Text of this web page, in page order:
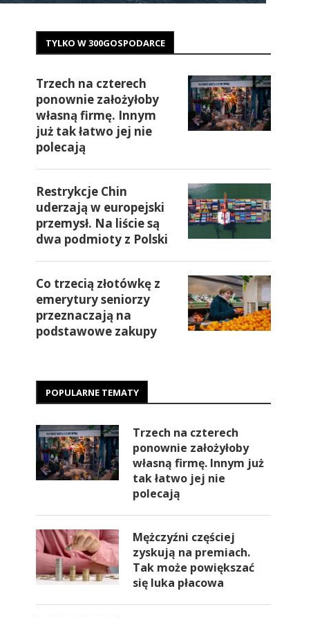
TYLKO W 300GOSPODARCE
Trzech na czterech
ponownie założyłoby
własną firmę. Innym
już tak łatwo jej nie
polecają
Restrykcje Chin
uderzają w europejski
przemysł. Na liście są
dwa podmioty z Polski
Co trzecią złotówkę z
emerytury seniorzy
przeznaczają na
podstawowe zakupy
POPULARNE TEMATY
Trzech na czterech
ponownie założyłoby
własną firmę. Innym już
tak łatwo jej nie
polecają
Mężczyźni częściej
zyskują na premiach.
Tak może powiększać
się luka płacowa